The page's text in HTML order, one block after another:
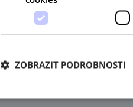
Našli
ZOBRAZIT PODROBNOSTI